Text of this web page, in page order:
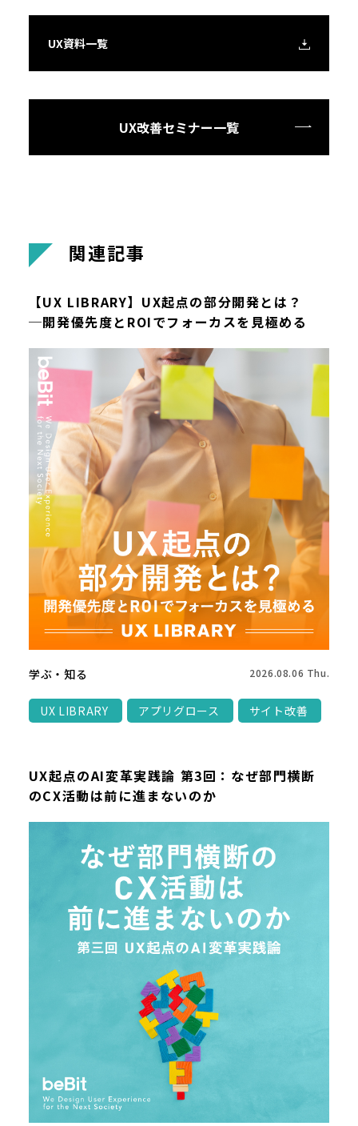
UX資料一覧
UX改善セミナー一覧
関連記事
【UX LIBRARY】UX起点の部分開発とは？
─開発優先度とROIでフォーカスを見極める
学ぶ・知る 2026.08.06 Thu.
UX LIBRARY アプリグロース サイト改善
UX起点のAI変革実践論 第3回：なぜ部門横断
のCX活動は前に進まないのか